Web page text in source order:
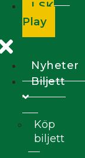
LSK
Play
Nyheter
Biljett
Köp
biljett